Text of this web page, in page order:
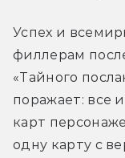
Успех и
филлерам
«Тайного
поражает: все
карт
одну карту с